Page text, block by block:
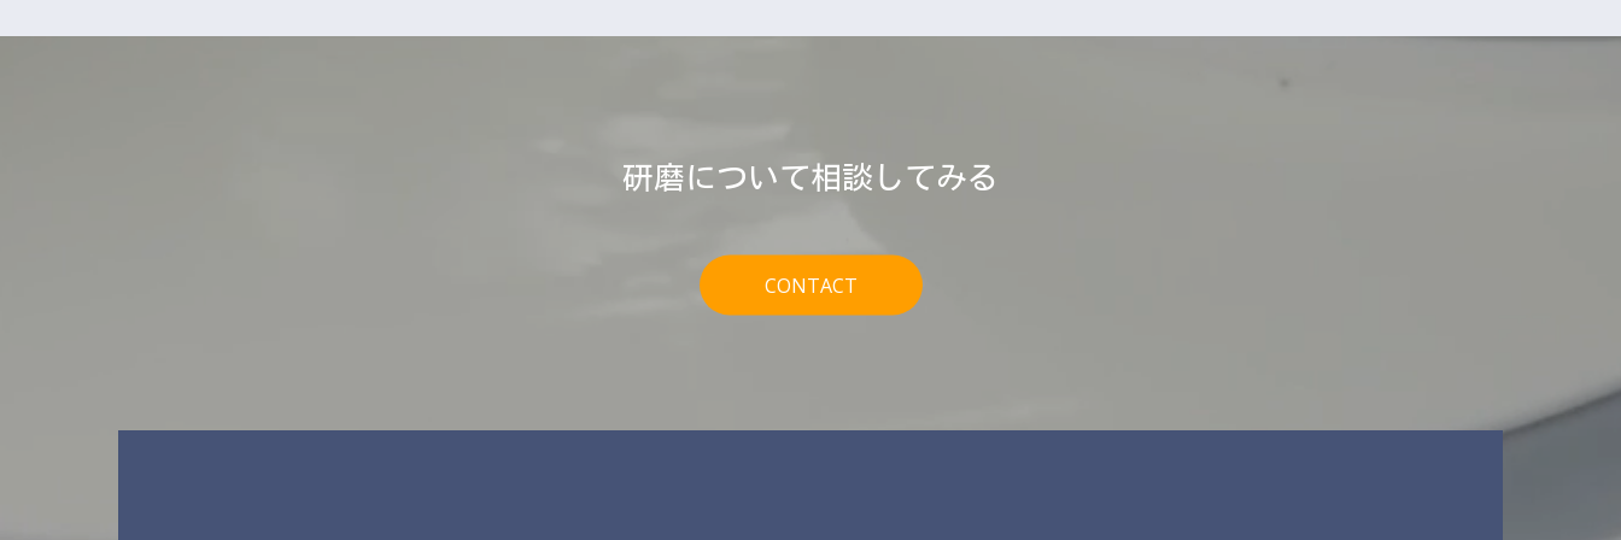
研磨について相談してみる
CONTACT